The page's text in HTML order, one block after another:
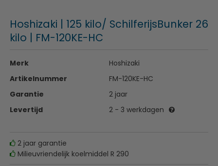
Hoshizaki | 125 kilo/ SchilferijsBunker 26
kilo | FM-120KE-HC
Merk
Hoshizaki
Artikelnummer
FM-120KE-HC
Garantie
2 jaar
Levertijd
2 - 3 werkdagen
2 jaar garantie
Milieuvriendelijk koelmiddel R 290